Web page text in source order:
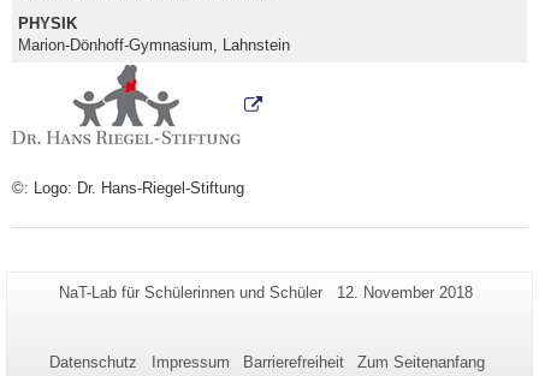
PHYSIK
Marion-Dönhoff-Gymnasium, Lahnstein
©: Logo: Dr. Hans-Riegel-Stiftung
Zusätzliche
dieser
Seiten-
NaT-Lab für Schülerinnen und Schüler
Letzte
12. November 2018
Datenschutz Impressum Barrierefreiheit Zum Seitenanfang